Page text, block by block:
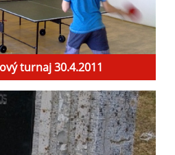
turnaj 30.4.2011